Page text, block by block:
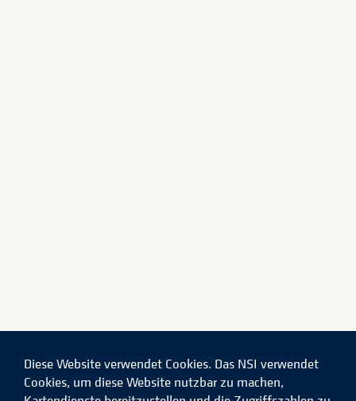
Diese Website verwendet Cookies. Das NSI verwendet
Cookies, um diese Website nutzbar zu machen,